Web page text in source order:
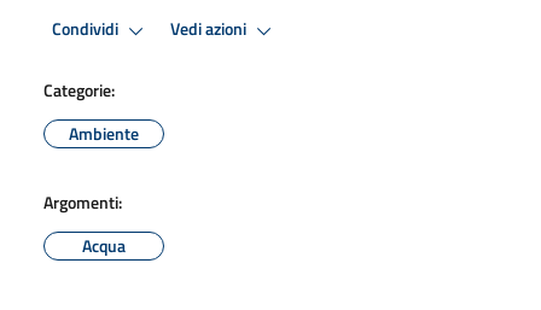
Condividi Vedi azioni
Categorie:
Ambiente
Argomenti:
Acqua